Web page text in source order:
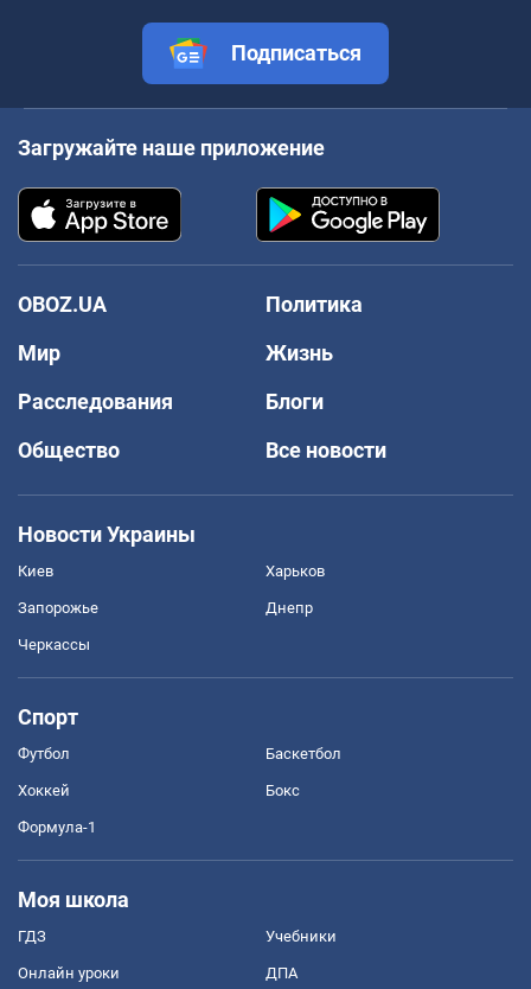
Подписаться
Загружайте наше приложение
OBOZ.UA
Политика
Мир
Жизнь
Расследования
Блоги
Общество
Все новости
Новости Украины
Киев Харьков
Запорожье Днепр
Черкассы
Спорт
Футбол Баскетбол
Хоккей Бокс
Формула-1
Моя школа
ГДЗ Учебники
Онлайн уроки ДПА